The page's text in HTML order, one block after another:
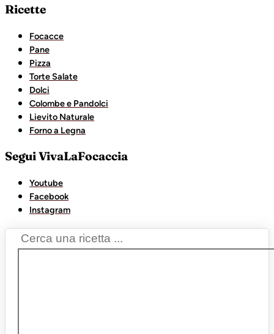
Ricette
Focacce
Pane
Pizza
Torte Salate
Dolci
Colombe e Pandolci
Lievito Naturale
Forno a Legna
Segui VivaLaFocaccia
Youtube
Facebook
Instagram
Search
...